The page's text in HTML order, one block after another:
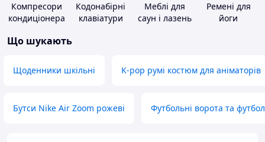
Компресори
кондиціонера
Кодонабірні
клавіатури
Меблі для
саун і лазень
Ремені для
йоги
Що шукають
Щоденники шкільні K-pop румі костюм для аніматорів
Бутси Nike Air Zoom рожеві Футбольні ворота та